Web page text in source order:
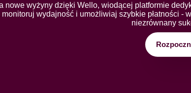
nowe wyżyny dzięki Wello, wiodącej platformie
wydajność i umożliwiaj szybkie płatności
niezrównany